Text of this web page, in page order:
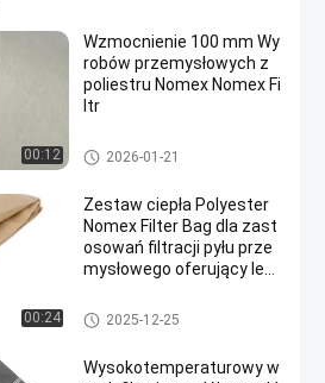
00:12
Wzmocnienie 100 mm Wy
robów przemysłowych z
poliestru Nomex Nomex Fi
ltr
worki filtrujące o wysokiej tem
peraturze
2026-01-21
00:24
Zestaw ciepła Polyester
Nomex Filter Bag dla zast
osowań filtracji pyłu prze
mysłowego oferujący lep
wietrza i odporność na w
ysokie temperatury
Worki filtrujące do odpylacza
2025-12-25
Wysokotemperaturowy w